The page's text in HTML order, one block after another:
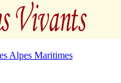
Alpes Maritimes